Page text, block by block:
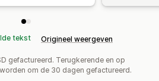
tekst Origineel weergeven
gefactureerd. Terugkerende en op
om de 30 dagen gefactureerd.